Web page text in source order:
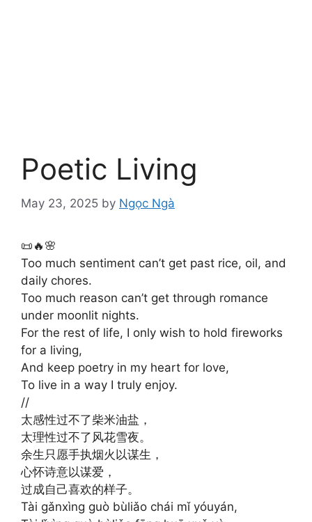
Poetic Living
May 23, 2025 by Ngọc Ngà
📜🔥🌸
Too much sentiment can’t get past rice, oil, and
daily chores.
Too much reason can’t get through romance
under moonlit nights.
For the rest of life, I only wish to hold fireworks
for a living,
And keep poetry in my heart for love,
To live in a way I truly enjoy.
//
太感性过不了柴米油盐，
太理性过不了风花雪夜。
余生只愿手执烟火以谋生，
心怀诗意以谋爱，
过成自己喜欢的样子。
Tài gǎnxìng guò bùliǎo chái mǐ yóuyán,